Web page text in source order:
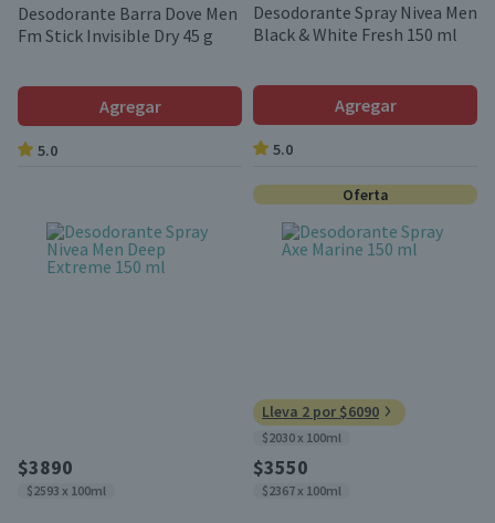
Desodorante Barra Dove Men
Fm Stick Invisible Dry 45 g
Agregar
5.0
Desodorante Spray Nivea Men
Black & White Fresh 150 ml
Agregar
5.0
$3890
$2593 x 100ml
Oferta
Lleva 2 por $6090
$2030 x 100ml
$3550
$2367 x 100ml